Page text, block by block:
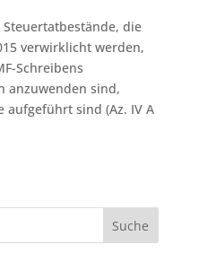
Steuertatbestände, die
verwirklicht werden,
Schreibens
anzuwenden sind,
aufgeführt sind (Az. IV A